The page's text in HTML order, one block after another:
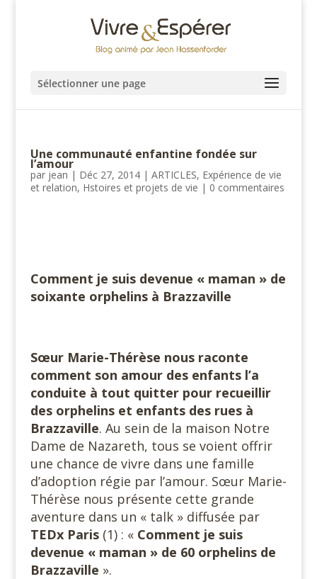
Sélectionner une page
Une communauté enfantine fondée sur
l’amour
par jean | Déc 27, 2014| ARTICLES, Expérience de vie
et relation, Hstoires et projets de vie | 0 commentaires
Comment je suis devenue « maman » de
soixante orphelins à Brazzaville
Sœur Marie-Thérèse nous raconte
comment son amour des enfants l’a
conduite à tout quitter pour recueillir
des orphelins et enfants des rues à
Brazzaville. Au sein de la maison Notre
Dame de Nazareth, tous se voient offrir
une chance de vivre dans une famille
d’adoption régie par l’amour. Sœur Marie-
Thérèse nous présente cette grande
aventure dans un « talk » diffusée par
TEDx Paris(1) : « Comment je suis
devenue « maman » de 60 orphelins de
Brazzaville ».